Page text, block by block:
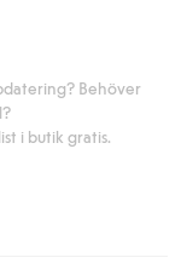
Behöver
i butik gratis.